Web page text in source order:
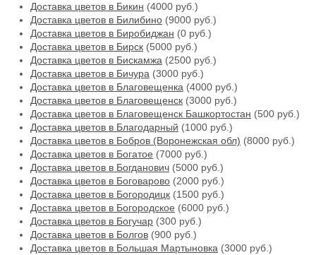
Доставка цветов в Бикин (4000 руб.)
Доставка цветов в Билибино (9000 руб.)
Доставка цветов в Биробиджан (0 руб.)
Доставка цветов в Бирск (5000 руб.)
Доставка цветов в Бискамжа (2500 руб.)
Доставка цветов в Бичура (3000 руб.)
Доставка цветов в Благовещенка (4000 руб.)
Доставка цветов в Благовещенск (3000 руб.)
Доставка цветов в Благовещенск Башкортостан (500 руб.)
Доставка цветов в Благодарный (1000 руб.)
Доставка цветов в Бобров (Воронежская обл) (8000 руб.)
Доставка цветов в Богатое (7000 руб.)
Доставка цветов в Богданович (5000 руб.)
Доставка цветов в Боговарово (2000 руб.)
Доставка цветов в Богородицк (1500 руб.)
Доставка цветов в Богородское (6000 руб.)
Доставка цветов в Богучар (300 руб.)
Доставка цветов в Болгов (900 руб.)
Доставка цветов в Большая Мартыновка (3000 руб.)